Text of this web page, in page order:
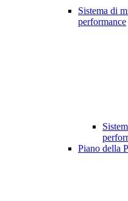
Sistema di
performance
Piano della